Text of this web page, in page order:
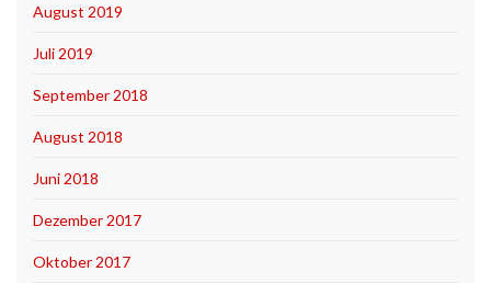
August 2019
Juli 2019
September 2018
August 2018
Juni 2018
Dezember 2017
Oktober 2017